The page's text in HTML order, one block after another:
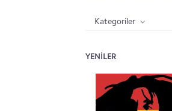
Kategoriler
YENILER